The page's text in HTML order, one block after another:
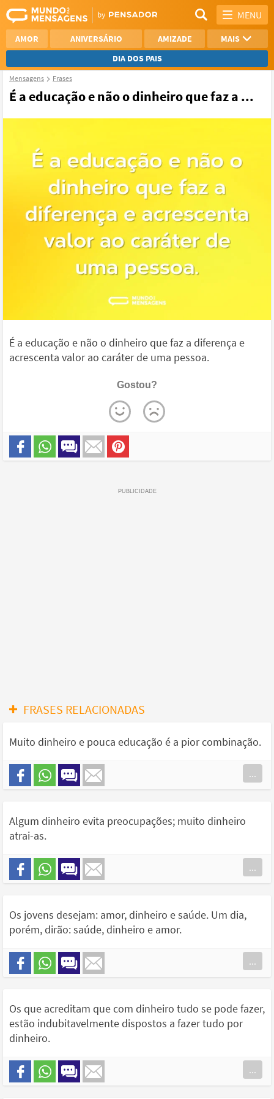
MENU
AMOR ANIVERSÁRIO AMIZADE
MAIS
DIA DOS PAIS
REFLEXÃO
AGRADECIMENTO
Mensagens Frases
É a educação e não o dinheiro que faz a ...
É a educação e não o dinheiro que faz a diferença e
acrescenta valor ao caráter de uma pessoa.
Gostou?
FRASES RELACIONADAS
Muito dinheiro e pouca educação é a pior combinação.
...
Algum dinheiro evita preocupações; muito dinheiro
atrai-as.
...
Os jovens desejam: amor, dinheiro e saúde. Um dia,
porém, dirão: saúde, dinheiro e amor.
...
Os que acreditam que com dinheiro tudo se pode fazer,
estão indubitavelmente dispostos a fazer tudo por
dinheiro.
...